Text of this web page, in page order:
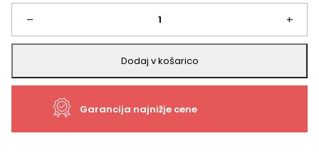
–
Stenska
nalepka
Lux
+
Dodaj v košarico
Garancija najnižje cene